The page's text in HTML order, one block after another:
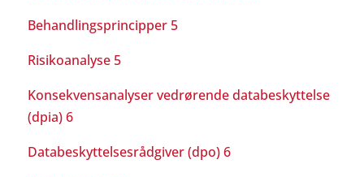
Behandlingsprincipper 5
Risikoanalyse 5
Konsekvensanalyser vedrørende databeskyttelse
(dpia) 6
Databeskyttelsesrådgiver (dpo) 6